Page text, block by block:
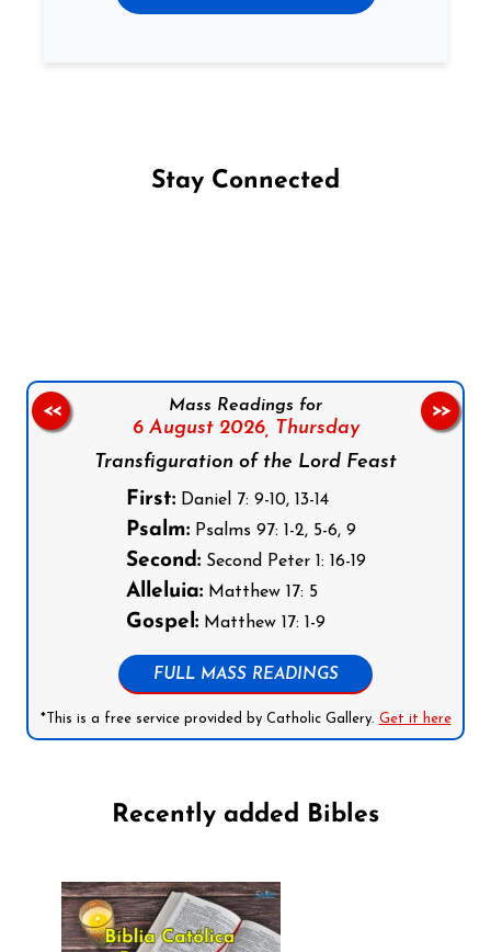
Stay Connected
Mass Readings for
6 August 2026, Thursday
Transfiguration of the Lord Feast
First:Daniel 7: 9-10, 13-14
Psalm:Psalms 97: 1-2, 5-6, 9
Second:Second Peter 1: 16-19
Alleluia:Matthew 17: 5
Gospel:Matthew 17: 1-9
FULL MASS READINGS
*This is a free service provided by Catholic Gallery. Get it here
<< >>
Recently added Bibles